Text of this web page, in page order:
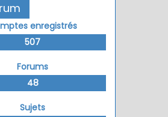
enregistrés
507
Forums
48
Sujets